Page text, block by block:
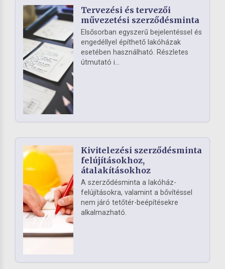
Tervezési és tervezői
művezetési szerződésminta
Elsősorban egyszerű bejelentéssel és
engedéllyel építhető lakóházak
esetében használható. Részletes
útmutató i...
Kivitelezési szerződésminta
felújításokhoz,
átalakításokhoz
A szerződésminta a lakóház-
felújításokra, valamint a bővítéssel
nem járó tetőtér-beépítésekre
alkalmazható.